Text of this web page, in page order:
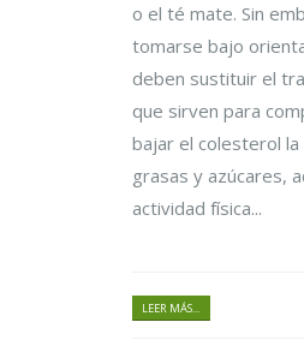
o el té mate. Sin
tomarse bajo
deben sustituir el
que sirven para
bajar el colesterol
grasas y azúcares,
actividad física...
LEER MÁS...